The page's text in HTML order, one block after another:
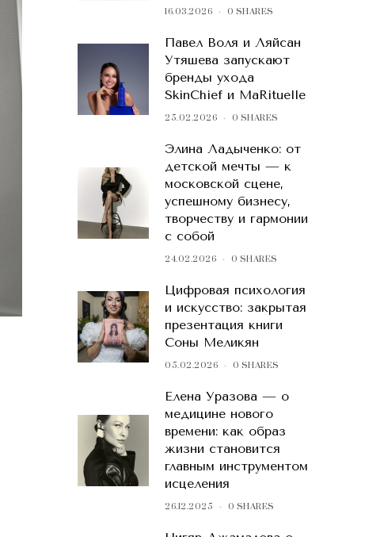
16.03.2026 0 SHARES
Павел Воля и Ляйсан
Утяшева запускают
бренды ухода
SkinChief и MaRituelle
25.02.2026 0 SHARES
Элина Ладыченко: от
детской мечты — к
московской сцене,
успешному бизнесу,
творчеству и гармонии
с собой
24.02.2026 0 SHARES
Цифровая психология
и искусство: закрытая
презентация книги
Соны Меликян
05.02.2026 0 SHARES
Елена Уразова — о
медицине нового
времени: как образ
жизни становится
главным инструментом
исцеления
26.12.2025 0 SHARES